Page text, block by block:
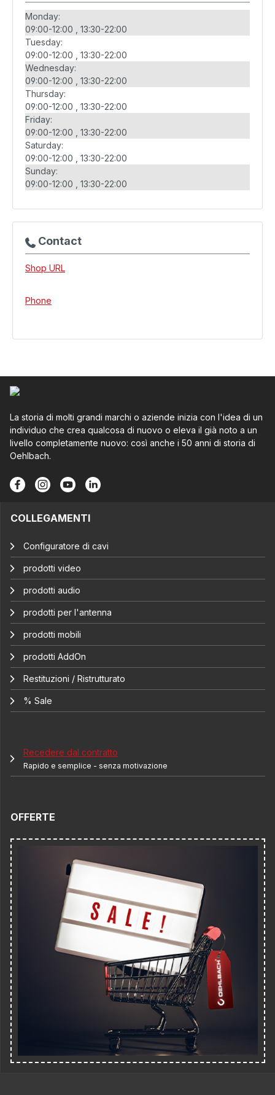
Monday:
09:00-12:00
13:30-22:00
Tuesday:
09:00-12:00
13:30-22:00
Wednesday:
09:00-12:00
13:30-22:00
Thursday:
09:00-12:00
13:30-22:00
Friday:
09:00-12:00
13:30-22:00
Saturday:
09:00-12:00
13:30-22:00
Sunday:
09:00-12:00
13:30-22:00
Contact
Shop URL
Phone
La storia di molti grandi marchi o aziende inizia con l'idea di un
individuo che crea qualcosa di nuovo o eleva il già noto a un
livello completamente nuovo: così anche i 50 anni di storia di
Oehlbach.
COLLEGAMENTI
Configuratore di cavi
prodotti video
prodotti audio
prodotti per l'antenna
prodotti mobili
prodotti AddOn
Restituzioni / Ristrutturato
% Sale
Recedere dal contratto
Rapido e semplice - senza motivazione
OFFERTE